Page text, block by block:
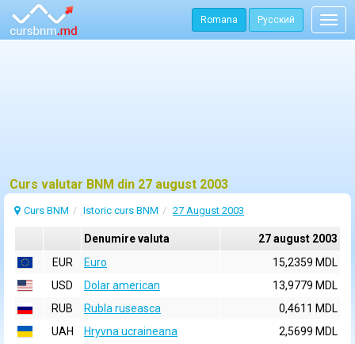
Romana Русский
Curs valutar BNM din 27 august 2003
Curs BNM Istoric curs BNM 27 August 2003
Denumire valuta
27 august 2003
EUR
Euro
15,2359 MDL
USD
Dolar american
13,9779 MDL
RUB
Rubla ruseasca
0,4611 MDL
UAH
Hryvna ucraineana 2,5699 MDL